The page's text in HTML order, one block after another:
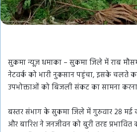
सुकमा न्यूज़ धमाका – सुकमा जिले में राब
नेटवर्क को भारी नुकसान पहुंचा, इसके चलते
उपभोक्ताओं को बिजली संकट का सामना करना
बस्तर संभाग के सुकमा जिले में गुरुवार 28
और बारिश ने जनजीवन को बुरी तरह